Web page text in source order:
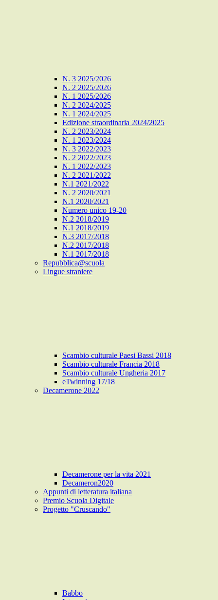
N. 3 2025/2026
N. 2 2025/2026
N. 1 2025/2026
N. 2 2024/2025
N. 1 2024/2025
Edizione straordinaria 2024/2025
N. 2 2023/2024
N. 1 2023/2024
N. 3 2022/2023
N. 2 2022/2023
N. 1 2022/2023
N. 2 2021/2022
N.1 2021/2022
N. 2 2020/2021
N.1 2020/2021
Numero unico 19-20
N.2 2018/2019
N.1 2018/2019
N.3 2017/2018
N.2 2017/2018
N.1 2017/2018
Repubblica@scuola
Lingue straniere
Scambio culturale Paesi Bassi 2018
Scambio culturale Francia 2018
Scambio culturale Ungheria 2017
eTwinning 17/18
Decamerone 2022
Decamerone per la vita 2021
Decameron2020
Appunti di letteratura italiana
Premio Scuola Digitale
Progetto "Cruscando"
Babbo